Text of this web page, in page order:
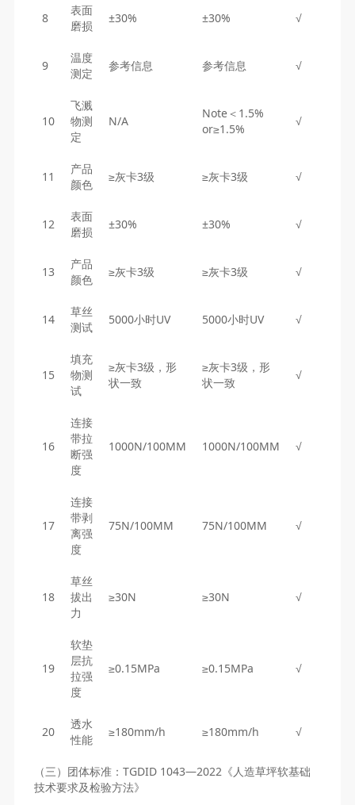
8
表面
磨损
±30% ±30% √
9
温度
测定
参考信息 参考信息 √
10
飞溅
物测
定
N/A
Note＜1.5%
or≥1.5%
√
11
产品
颜色
≥灰卡3级 ≥灰卡3级 √
12
表面
磨损
±30% ±30% √
13
产品
颜色
≥灰卡3级 ≥灰卡3级 √
14
草丝
测试
5000小时UV 5000小时UV √
15
填充
物测
试
≥灰卡3级，形
状一致
≥灰卡3级，形
状一致
√
16
连接
带拉
断强
度
1000N/100MM 1000N/100MM √
17
连接
带剥
离强
度
75N/100MM 75N/100MM √
18
草丝
拔出
力
≥30N ≥30N √
19
软垫
层抗
拉强
度
≥0.15MPa ≥0.15MPa √
20
透水
性能
≥180mm/h ≥180mm/h √
（三）团体标准：TGDID 1043—2022《人造草坪软基础
技术要求及检验方法》